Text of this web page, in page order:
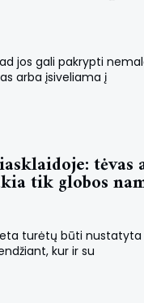
jos gali pakrypti
arba įsiveliama į
tik globos
turėtų būti
kur ir su